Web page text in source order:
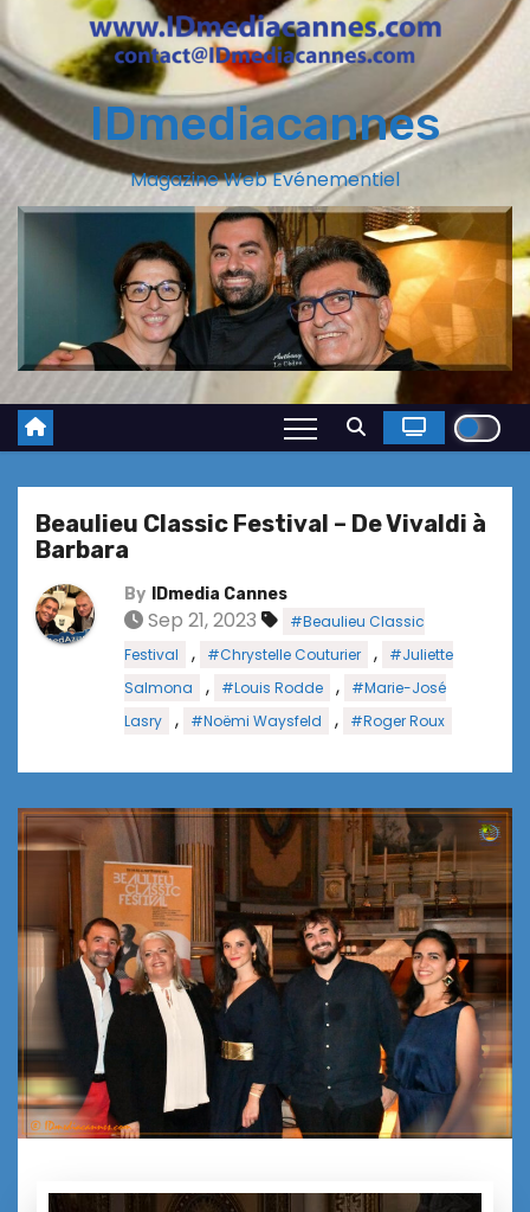
IDmediacannes
Magazine Web Evénementiel
Beaulieu Classic Festival – De Vivaldi à
Barbara
By IDmedia Cannes
Sep 21, 2023
#Beaulieu Classic
Festival
, #Chrystelle Couturier ,
#Juliette
Salmona
, #Louis Rodde ,
#Marie-José
Lasry
, #Noëmi Waysfeld , #Roger Roux